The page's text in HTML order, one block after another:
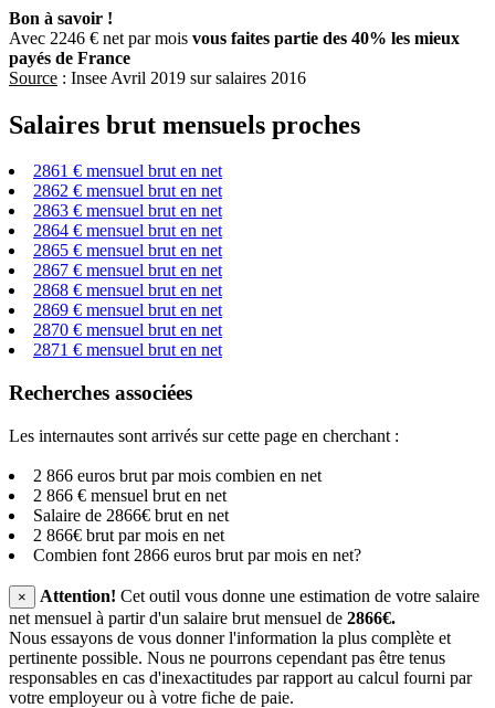
Bon à savoir !
Avec 2246 € net par mois vous faites partie des 40% les mieux
payés de France
Source : Insee Avril 2019 sur salaires 2016
Salaires brut mensuels proches
2861 € mensuel brut en net
2862 € mensuel brut en net
2863 € mensuel brut en net
2864 € mensuel brut en net
2865 € mensuel brut en net
2867 € mensuel brut en net
2868 € mensuel brut en net
2869 € mensuel brut en net
2870 € mensuel brut en net
2871 € mensuel brut en net
Recherches associées
Les internautes sont arrivés sur cette page en cherchant :
2 866 euros brut par mois combien en net
2 866 € mensuel brut en net
Salaire de 2866€ brut en net
2 866€ brut par mois en net
Combien font 2866 euros brut par mois en net?
× Attention! Cet outil vous donne une estimation de votre salaire
net mensuel à partir d'un salaire brut mensuel de 2866€.
Nous essayons de vous donner l'information la plus complète et
pertinente possible. Nous ne pourrons cependant pas être tenus
responsables en cas d'inexactitudes par rapport au calcul fourni par
votre employeur ou à votre fiche de paie.